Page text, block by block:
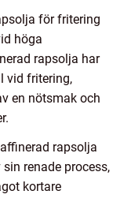
för fritering
höga
rapsolja har
vid fritering,
en nötsmak och
rapsolja
renade process,
kortare